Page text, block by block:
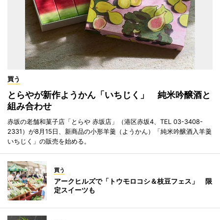
買う
とらやが新作ようかん「いちじく」 純米吟醸酒と
組み合わせ
赤坂の老舗和菓子店「とらや 赤坂店」（港区赤坂4、TEL 03-3408-
2331）が8月15日、新商品の小形羊羹（ようかん）「純米吟醸酒入羊羹
いちじく」の販売を始める。
買う
アークヒルズで「トウモロコシ＆枝豆フェス」 限
定スイーツも